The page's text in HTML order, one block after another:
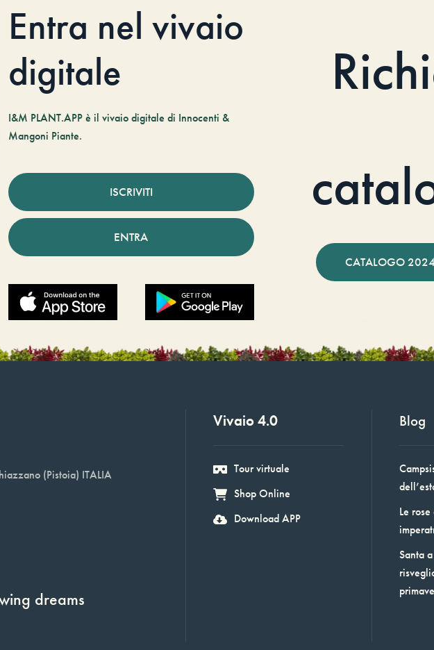
Entra nel vivaio
digitale
I&M PLANT.APP è il vivaio digitale di Innocenti &
Mangoni Piante.
ISCRIVITI
ENTRA
CATALOGO
(Pistoia) ITALIA
dreams
Vivaio 4.0
Tour virtuale
Shop Online
Download APP
Blog
Le
Santa